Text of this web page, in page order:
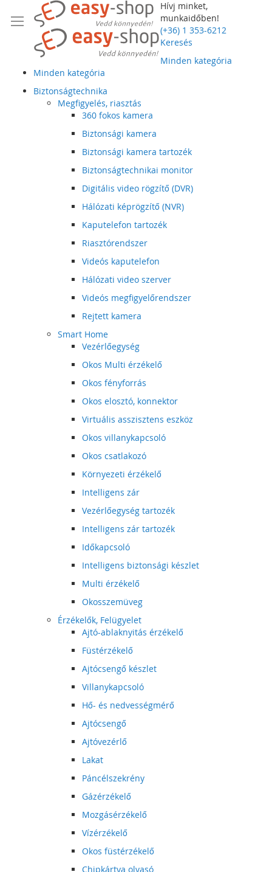
Hívj minket,
munkaidőben!
(+36) 1 353-6212
Keresés
Minden kategória
Minden kategória
Biztonságtechnika
Megfigyelés, riasztás
360 fokos kamera
Biztonsági kamera
Biztonsági kamera tartozék
Biztonságtechnikai monitor
Digitális video rögzítő (DVR)
Hálózati képrögzítő (NVR)
Kaputelefon tartozék
Riasztórendszer
Videós kaputelefon
Hálózati video szerver
Videós megfigyelőrendszer
Rejtett kamera
Smart Home
Vezérlőegység
Okos Multi érzékelő
Okos fényforrás
Okos elosztó, konnektor
Virtuális asszisztens eszköz
Okos villanykapcsoló
Okos csatlakozó
Környezeti érzékelő
Intelligens zár
Vezérlőegység tartozék
Intelligens zár tartozék
Időkapcsoló
Intelligens biztonsági készlet
Multi érzékelő
Okosszemüveg
Érzékelők, Felügyelet
Ajtó-ablaknyitás érzékelő
Füstérzékelő
Ajtócsengő készlet
Villanykapcsoló
Hő- és nedvességmérő
Ajtócsengő
Ajtóvezérlő
Lakat
Páncélszekrény
Gázérzékelő
Mozgásérzékelő
Vízérzékelő
Okos füstérzékelő
Chipkártya olvasó